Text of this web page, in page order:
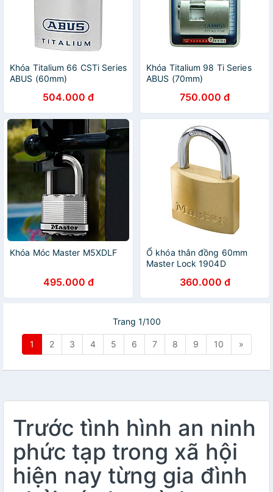
Khóa Titalium 66 CSTi Series
ABUS (60mm)
504.000 đ
Khóa Titalium 98 Ti Series
ABUS (70mm)
750.000 đ
Khóa Móc Master M5XDLF
495.000 đ
Ổ khóa thân đồng 60mm
Master Lock 1904D
360.000 đ
Trang 1/100
1 2 3 4 5 6 7 8 9 10 »
Trước tình hình an ninh
phức tạp trong xã hội
hiện nay từng gia đình